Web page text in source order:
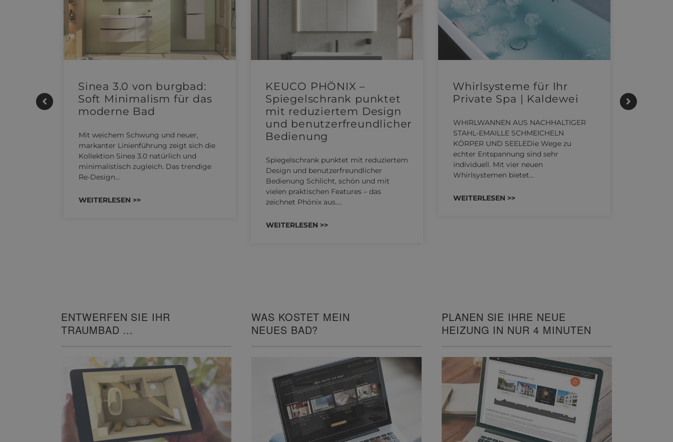
Sinea 3.0 von burgbad:
Soft Minimalism für das
moderne Bad
Mit weichem Schwung und neuer,
markanter Linienführung zeigt sich die
Kollektion Sinea 3.0 natürlich und
minimalistisch zugleich. Das trendige
Re-Design…
WEITERLESEN >>
KEUCO PHÖNIX –
Spiegelschrank punktet
mit reduziertem Design
und benutzerfreundlicher
Bedienung
Spiegelschrank punktet mit reduziertem
Design und benutzerfreundlicher
Bedienung Schlicht, schön und mit
vielen praktischen Features – das
zeichnet Phönix aus.…
WEITERLESEN >>
Whirlsysteme für Ihr
Private Spa | Kaldewei
WHIRLWANNEN AUS NACHHALTIGER
STAHL-EMAILLE SCHMEICHELN
KÖRPER UND SEELEDie Wege zu
echter Entspannung sind sehr
individuell. Mit vier neuen
Whirlsystemen bietet…
WEITERLESEN >>
ENTWERFEN SIE IHR
TRAUMBAD
WAS KOSTET MEIN
NEUES BAD?
PLANEN SIE IHRE NEUE
HEIZUNG IN NUR 4 MINUTEN